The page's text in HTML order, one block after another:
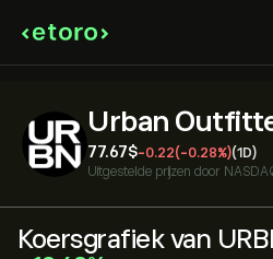
Urban
77.67‎$‎-0.22(-0.28%)(1D)
Uitgestelde prijzen door
Koersgrafiek van